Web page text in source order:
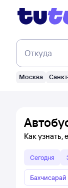
Откуда
Москва
Как узнать,
Сегодня
Бахчисарай